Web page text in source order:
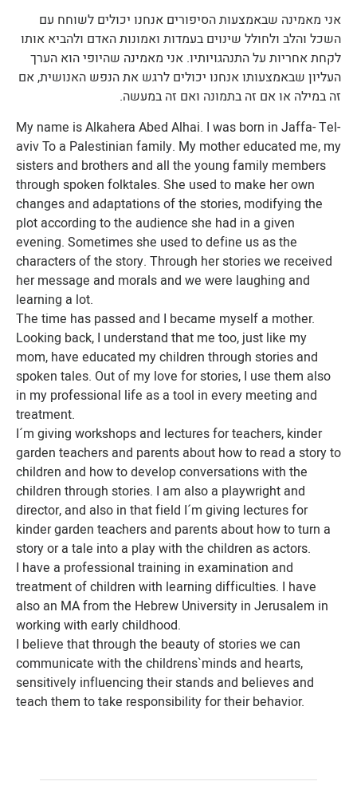
אני מאמינה שבאמצעות הסיפורים אנחנו יכולים לשוחח עם
השכל והלב ולחולל שינוים בעמדות ואמונות האדם ולהביא אותו
לקחת אחריות על התנהגויותיו. אני מאמינה שהיופי הוא הערך
העליון שבאמצעותו אנחנו יכולים לרגש את הנפש האנושית, אם
זה במילה או אם זה בתמונה ואם זה במעשה.
My name is Alkahera Abed Alhai. I was born in Jaffa- Tel-
aviv To a Palestinian family. My mother educated me, my
sisters and brothers and all the young family members
through spoken folktales. She used to make her own
changes and adaptations of the stories, modifying the
plot according to the audience she had in a given
evening. Sometimes she used to define us as the
characters of the story. Through her stories we received
her message and morals and we were laughing and
learning a lot.
The time has passed and I became myself a mother.
Looking back, I understand that me too, just like my
mom, have educated my children through stories and
spoken tales. Out of my love for stories, I use them also
in my professional life as a tool in every meeting and
treatment.
I´m giving workshops and lectures for teachers, kinder
garden teachers and parents about how to read a story to
children and how to develop conversations with the
children through stories. I am also a playwright and
director, and also in that field I´m giving lectures for
kinder garden teachers and parents about how to turn a
story or a tale into a play with the children as actors.
I have a professional training in examination and
treatment of children with learning difficulties. I have
also an MA from the Hebrew University in Jerusalem in
working with early childhood.
I believe that through the beauty of stories we can
communicate with the childrens`minds and hearts,
sensitively influencing their stands and believes and
teach them to take responsibility for their behavior.